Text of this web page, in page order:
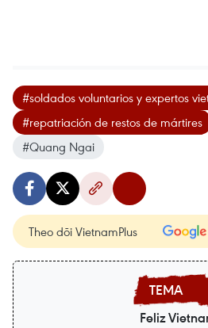
#soldados voluntarios y expertos
#repatriación de restos de mártires
#Quang Ngai
Theo dõi VietnamPlus
Feliz